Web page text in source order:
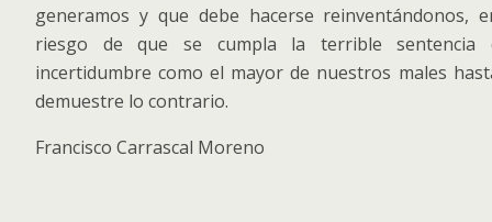
generamos y que debe hacerse reinventándonos,
riesgo de que se cumpla la terrible sentencia
incertidumbre como el mayor de nuestros males
demuestre lo contrario.
Francisco Carrascal Moreno